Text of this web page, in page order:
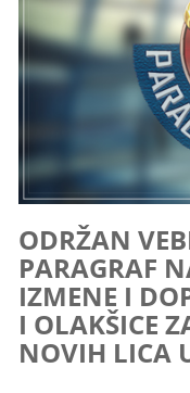
ODRŽAN
PARAGRAF
IZMENE I
I OLAKŠICE
NOVIH LICA